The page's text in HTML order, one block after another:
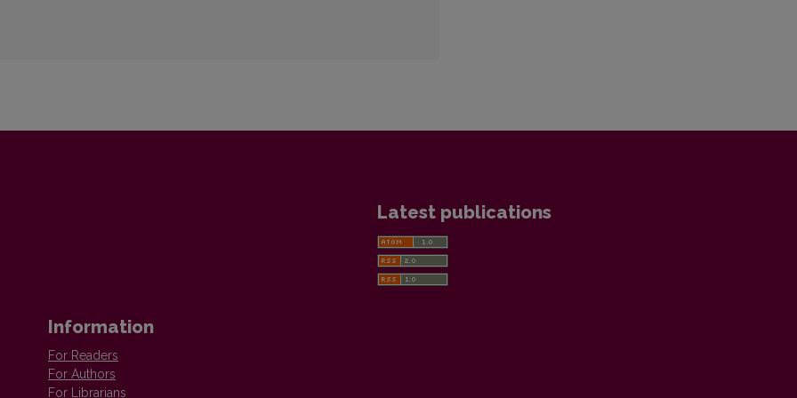
Latest publications
Information
For Readers
For Authors
For Librarians